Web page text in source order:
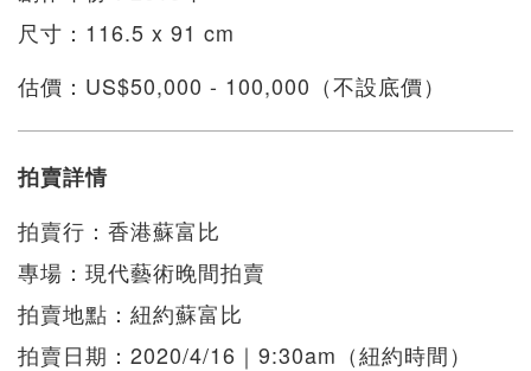
尺寸：116.5 x 91 cm
估價：US$50,000 - 100,000（不設底價）
拍賣詳情
拍賣行：香港蘇富比
專場：現代藝術晚間拍賣
拍賣地點：紐約蘇富比
拍賣日期：2020/4/16｜9:30am（紐約時間）